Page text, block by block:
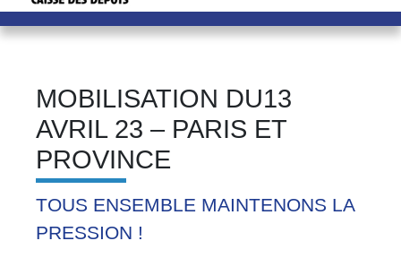
MOBILISATION DU13
AVRIL 23 – PARIS ET
PROVINCE
TOUS ENSEMBLE MAINTENONS LA
PRESSION !